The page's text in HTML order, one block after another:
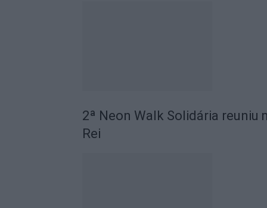
2ª Neon Walk Solidária reuniu
Rei